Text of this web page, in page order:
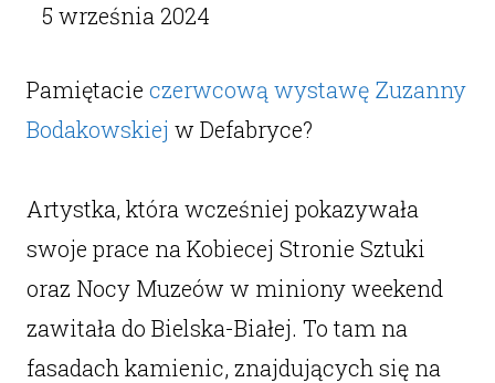
5 września 2024
Pamiętacie czerwcową wystawę Zuzanny
Bodakowskiej w Defabryce?
Artystka, która wcześniej pokazywała
swoje prace na Kobiecej Stronie Sztuki
oraz Nocy Muzeów w miniony weekend
zawitała do Bielska-Białej. To tam na
fasadach kamienic, znajdujących się na